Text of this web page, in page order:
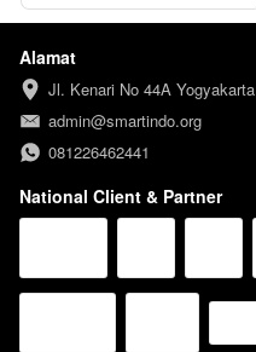
Alamat
Jl. Kenari No 44A Yogyakarta
admin@smartindo.org
081226462441
National Client & Partner